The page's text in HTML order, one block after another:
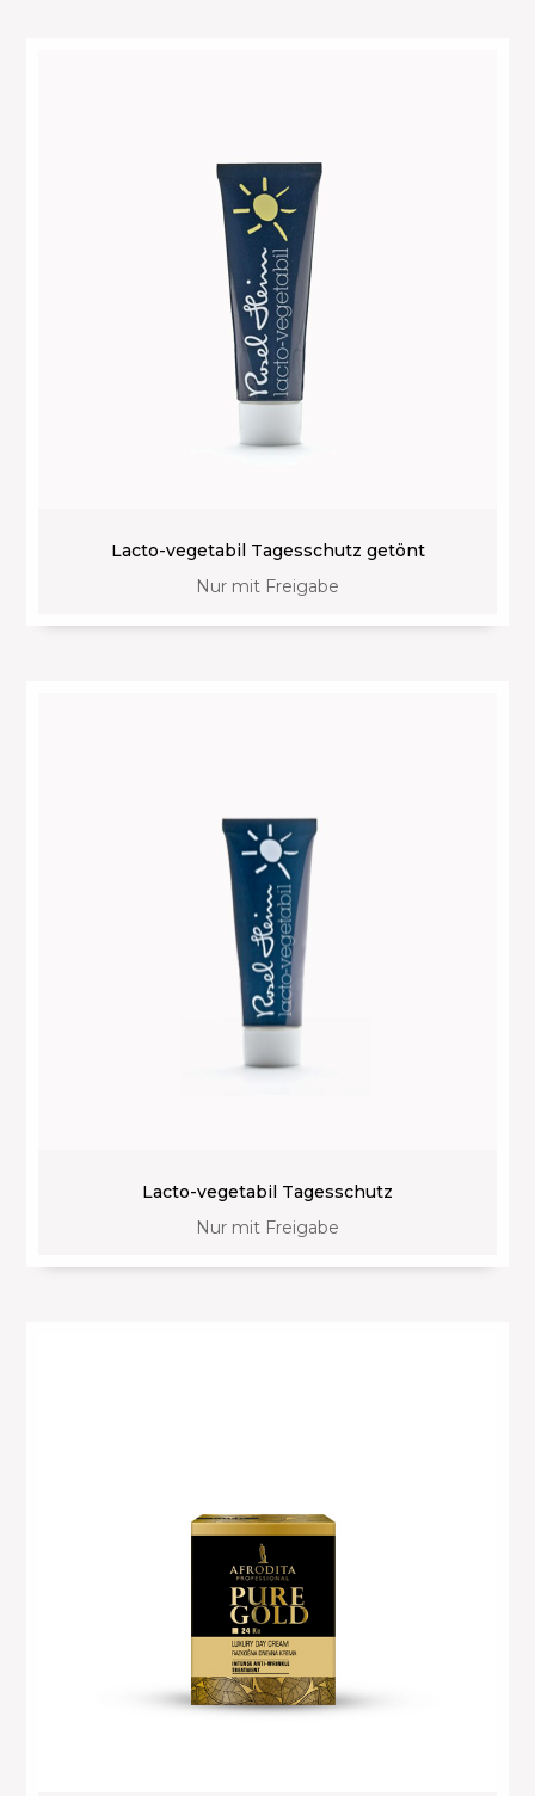
Lacto-vegetabil Tagesschutz getönt
Nur mit Freigabe
Lacto-vegetabil Tagesschutz
Nur mit Freigabe